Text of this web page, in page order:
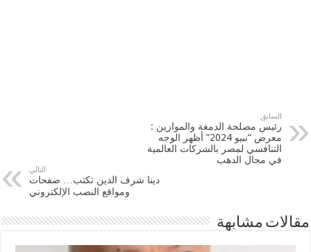
السابق
رئيس مصلحة الدمغة والموازين :
معرض “نبيو 2024” أظهر الوجه
التنافسي لمصر بالشركات العالمية
في مجال الدهب
التالي
دينا شرف الدين تكتب… صفحات
ومواقع النصب الإلكتروني
مقالات مشابهة